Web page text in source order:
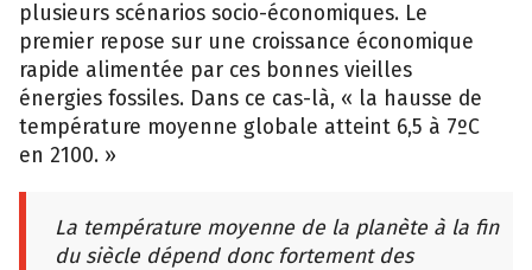
plusieurs scénarios socio-économiques. Le
premier repose sur une croissance économique
rapide alimentée par ces bonnes vieilles
énergies fossiles. Dans ce cas-là, « la hausse de
température moyenne globale atteint 6,5 à 7ºC
en 2100. »
La température moyenne de la planète à la fin
du siècle dépend donc fortement des